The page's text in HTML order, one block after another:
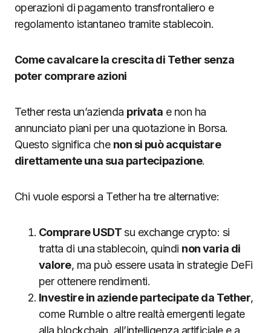
operazioni di pagamento transfrontaliero e
regolamento istantaneo tramite stablecoin.
Come cavalcare la crescita di Tether senza
poter comprare azioni
Tether resta un’azienda privata e non ha
annunciato piani per una quotazione in Borsa.
Questo significa che non si può acquistare
direttamente una sua partecipazione.
Chi vuole esporsi a Tether ha tre alternative:
Comprare USDTsu exchange crypto: si
tratta di una stablecoin, quindi non varia di
valore, ma può essere usata in strategie DeFi
per ottenere rendimenti.
Investire in aziende partecipate da Tether,
come Rumble o altre realtà emergenti legate
alla blockchain, all’intelligenza artificiale e a